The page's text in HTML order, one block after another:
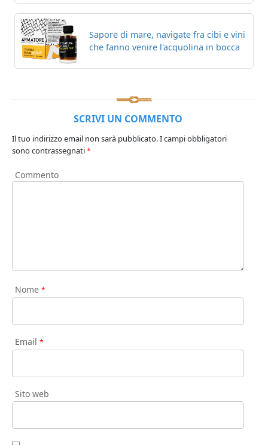
Sapore di mare, navigate fra cibi e vini
che fanno venire l'acquolina in bocca
SCRIVI UN COMMENTO
Il tuo indirizzo email non sarà pubblicato.I campi obbligatori
sono contrassegnati*
Commento
Nome *
Email *
Sito web